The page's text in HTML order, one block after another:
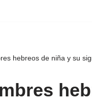
hebreos de niña y su